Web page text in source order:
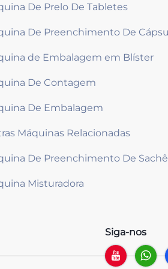
De Prelo De Tabletes
de Embalagem em Blíster
De Contagem
De Embalagem
Máquinas Relacionadas
De Preenchimento De Sachê
Misturadora
Siga-nos